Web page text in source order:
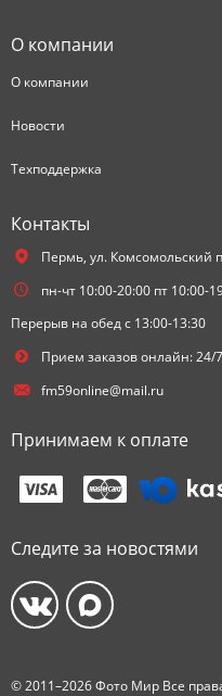
О компании
О компании
Новости
Техподдержка
Контакты
Пермь, ул. Комсомольский
пн-чт 10:00-20:00 пт 10:00-
Перерыв на обед с 13:00-13:30
Прием заказов онлайн: 24/7
fm59online@mail.ru
Принимаем к оплате
Следите за новостями
© 2011–2026 Фото Мир Все